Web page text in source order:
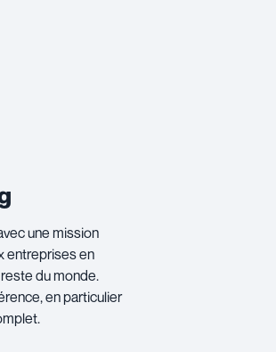
une mission
entreprises en
du monde.
en particulier